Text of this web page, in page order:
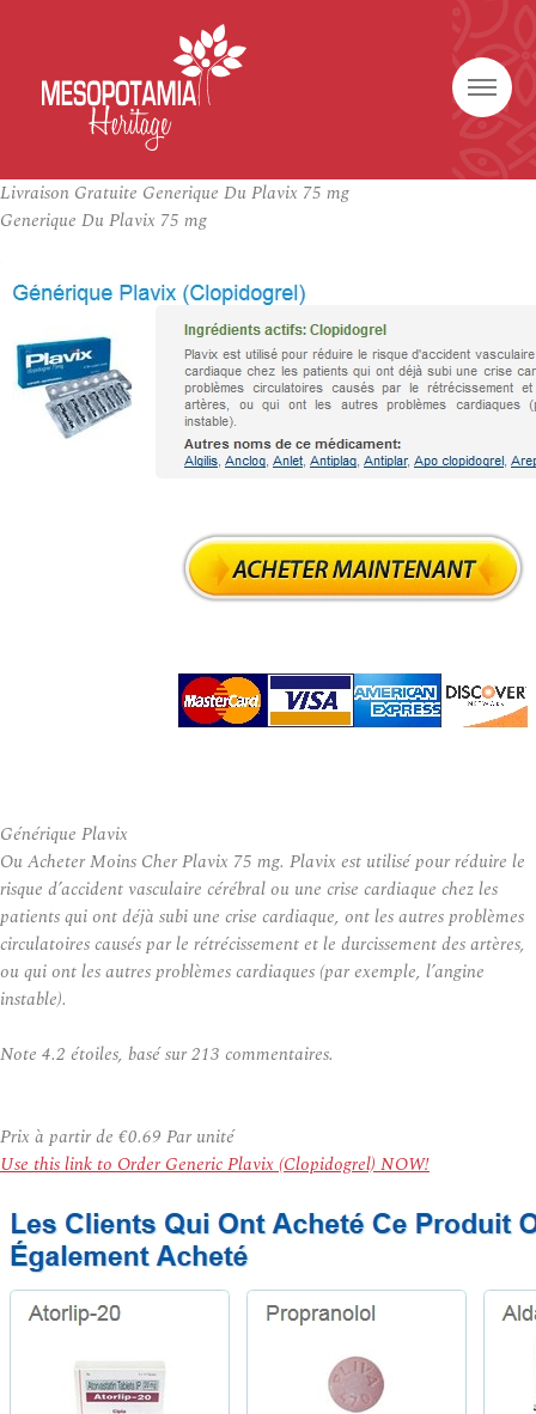
Livraison Gratuite Generique Du Plavix 75 mg
Generique Du Plavix 75 mg
Générique Plavix
Ou Acheter Moins Cher Plavix 75 mg. Plavix est utilisé pour réduire le
risque d’accident vasculaire cérébral ou une crise cardiaque chez les
patients qui ont déjà subi une crise cardiaque, ont les autres problèmes
circulatoires causés par le rétrécissement et le durcissement des artères,
ou qui ont les autres problèmes cardiaques (par exemple, l’angine
instable).
Note 4.2 étoiles, basé sur213 commentaires.
Prix à partir de €0.69 Par unité
Use this link to Order Generic Plavix (Clopidogrel) NOW!